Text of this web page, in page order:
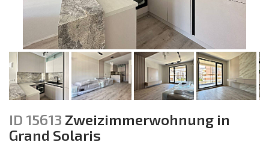
ID 15613 Zweizimmerwohnung in
Grand Solaris